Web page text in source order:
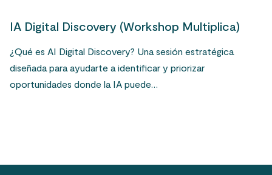
IA Digital Discovery (Workshop Multiplica)
¿Qué es AI Digital Discovery? Una sesión estratégica
diseñada para ayudarte a identificar y priorizar
oportunidades donde la IA puede…